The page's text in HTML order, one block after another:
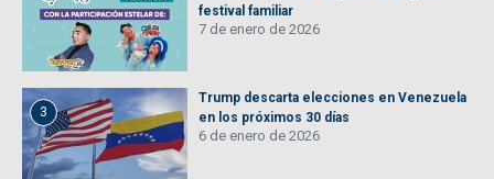
festival familiar
7 de enero de 2026
3
Trump descarta elecciones en Venezuela
en los próximos 30 días
6 de enero de 2026